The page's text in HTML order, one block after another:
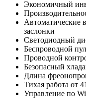
Экономичный
Автоматические
заслонки
Светодиодный
Беспроводной
Проводной
Безопасный
Длина
Тихая работа от
Управление по